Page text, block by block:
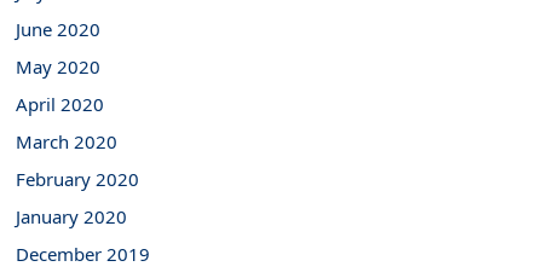
June 2020
May 2020
April 2020
March 2020
February 2020
January 2020
December 2019